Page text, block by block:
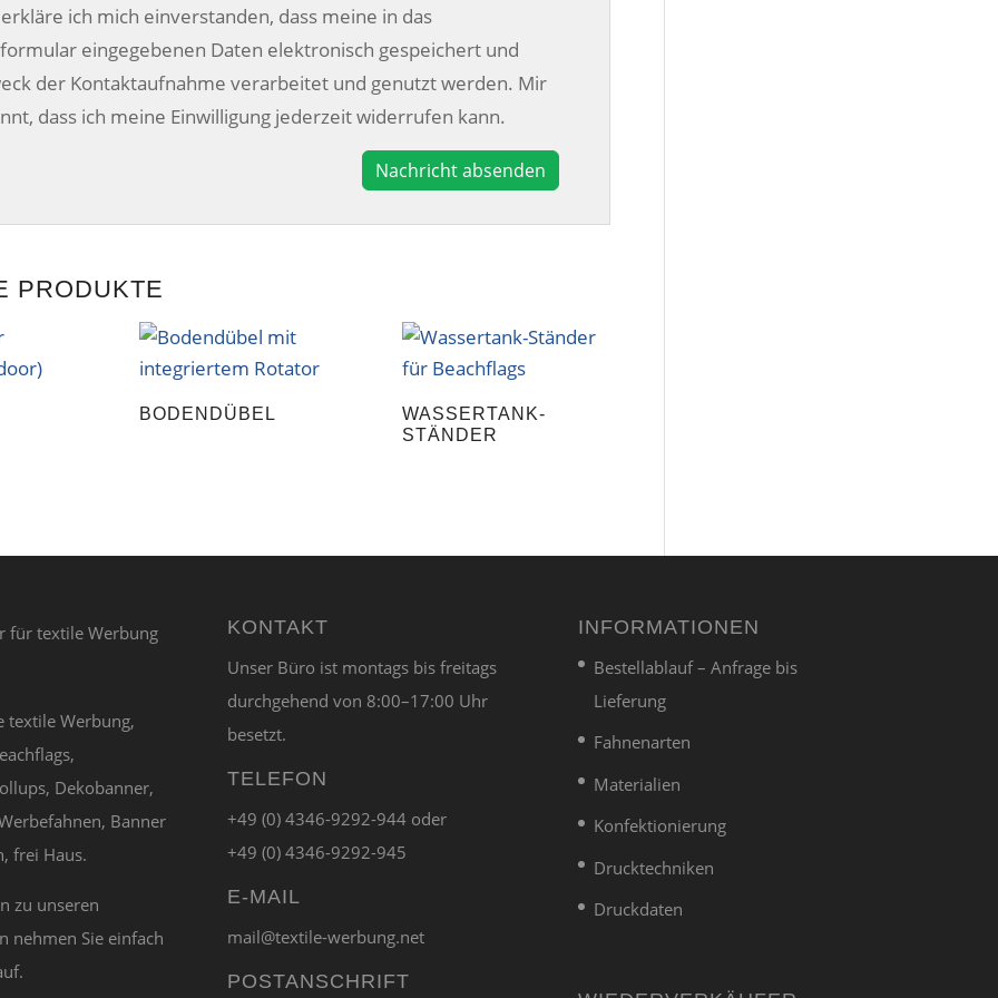
ich mich einverstanden, dass meine in das
eingegebenen Daten elektronisch gespeichert und
der Kontaktaufnahme verarbeitet und genutzt werden. Mir
dass ich meine Einwilligung jederzeit widerrufen kann.
PRODUKTE
BODENDÜBEL
WASSERTANK-
STÄNDER
textile Werbung,
Dekobanner,
Banner
frei Haus.
zu unseren
nehmen Sie einfach
KONTAKT
Unser Büro ist montags bis freitags
durchgehend von 8:00–17:00 Uhr
besetzt.
TELEFON
+49 (0) 4346-9292-944 oder
+49 (0) 4346-9292-945
E-MAIL
mail@textile-werbung.net
POSTANSCHRIFT
INFORMATIONEN
Bestellablauf – Anfrage bis
Lieferung
Fahnenarten
Materialien
Konfektionierung
Drucktechniken
Druckdaten